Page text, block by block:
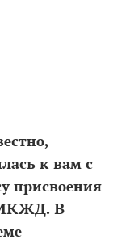
к вам с
присвоения
МКЖД. В